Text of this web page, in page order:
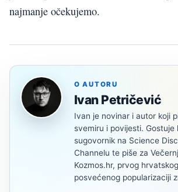
najmanje očekujemo.
O AUTORU
Ivan Petričević
Ivan je novinar i autor koji
svemiru i povijesti. Gostuje
sugovornik na Science
Channelu te piše za
Kozmos.hr, prvog
posvećenog popularizaciji